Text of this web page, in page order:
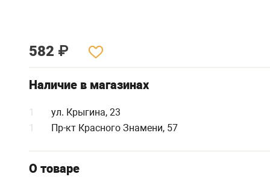
582 ₽
Наличие в магазинах
1
ул. Крыгина, 23
1
Пр-кт Красного Знамени, 57
О товаре